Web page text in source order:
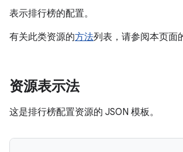
表示排行榜的配置。
有关此类资源的方法列表，请参阅本页面
资源表示法
这是排行榜配置资源的 JSON 模板。